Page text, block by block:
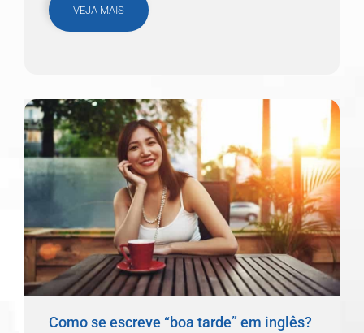
VEJA MAIS
Como se escreve “boa tarde” em inglês?